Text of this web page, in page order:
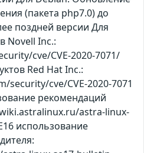
(пакета php7.0) до
поздней версии Для
Novell Inc.:
cve/CVE-2020-7071/
Red Hat Inc.:
security/cve/CVE-2020-7071
рекомендаций
astra-linux-
использование